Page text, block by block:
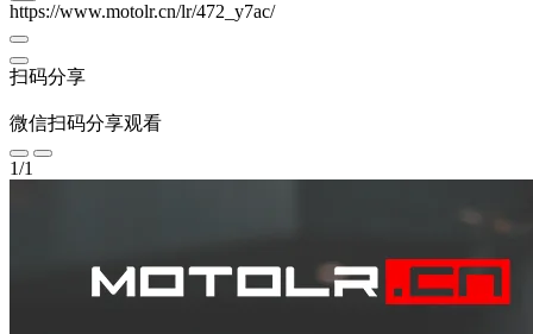
https://www.motolr.cn/lr/472_y7ac/
扫码分享
微信扫码分享观看
1/1